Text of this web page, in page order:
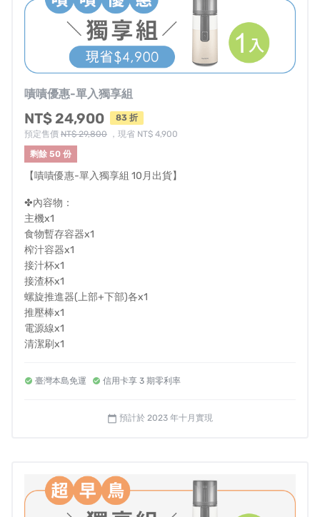
📣升級比一比📣
2023年 全新升級H-420：
容量提升10%、空間提升10%，更貼心升級了出汁量條，一
眼看出果汁量，轉速更是提升到90轉，準備全家人的營養
果汁都沒問題！
2022年H300E：
相較H310A，H300E容量更大，更適合多成員的大家庭。
2022年H310A：
適合小家庭、小資族，容量與空間相對輕巧簡約。
嘖嘖優惠-單入獨享組
NT$ 24,900
83 折
預定售價 NT$ 29,800 ，現省 NT$ 4,900
剩餘 50 份
【嘖嘖優惠-單入獨享組 10月出貨】
✤內容物：
主機x1
食物暫存容器x1
榨汁容器x1
接汁杯x1
接渣杯x1
螺旋推進器(上部+下部)各x1
推壓棒x1
電源線x1
清潔刷x1
---------------
*若有台灣離島寄送需求請先私訊我們詢問，酌收運費
臺灣本島免運 信用卡享 3 期零利率
calendar_today 預計於 2023 年十月實現